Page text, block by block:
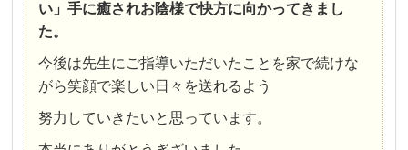
い」手に癒されお陰様で快方に向かってきまし
た。
今後は先生にご指導いただいたことを家で続けな
がら笑顔で楽しい日々を送れるよう
努力していきたいと思っています。